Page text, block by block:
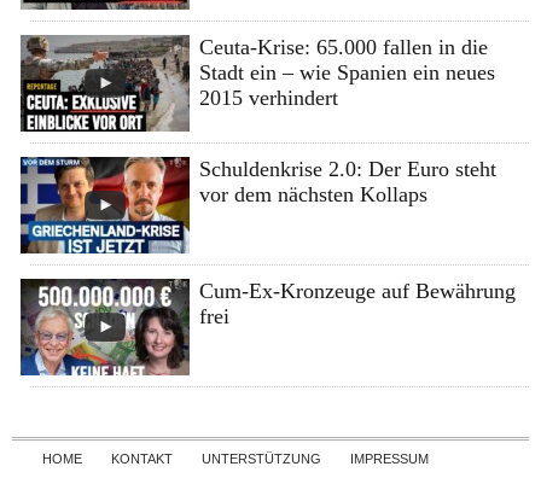
Ceuta-Krise: 65.000 fallen in die
Stadt ein – wie Spanien ein neues
2015 verhindert
Schuldenkrise 2.0: Der Euro steht
vor dem nächsten Kollaps
Cum-Ex-Kronzeuge auf Bewährung
frei
Skip to content
HOME KONTAKT UNTERSTÜTZUNG IMPRESSUM